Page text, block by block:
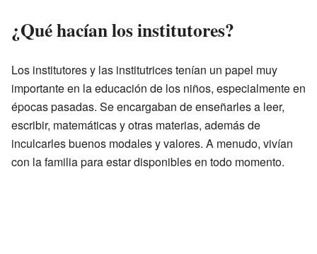
¿Qué hacían los institutores?
Los institutores y las institutrices tenían un papel muy
importante en la educación de los niños, especialmente en
épocas pasadas. Se encargaban de enseñarles a leer,
escribir, matemáticas y otras materias, además de
inculcarles buenos modales y valores. A menudo, vivían
con la familia para estar disponibles en todo momento.